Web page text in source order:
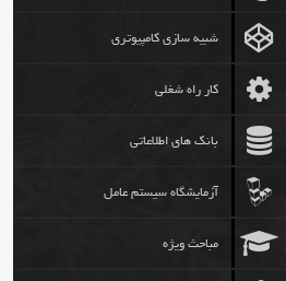
شبیه سازی کامپیوتری
کار راه شغلی
بانک های اطلاعاتی
آزمایشگاه سیستم عامل
مباحث ویژه